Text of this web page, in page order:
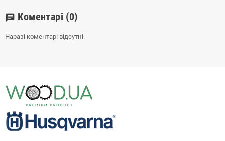
chat Коментарі (0)
Наразі коментарі відсутні.